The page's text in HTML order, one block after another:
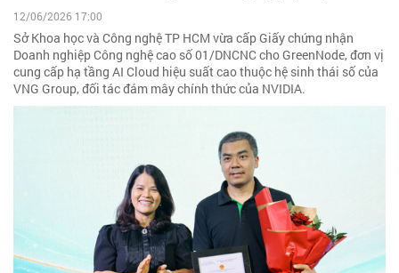
12/06/2026 17:00
Sở Khoa học và Công nghệ TP HCM vừa cấp Giấy chứng nhận
Doanh nghiệp Công nghệ cao số 01/DNCNC cho GreenNode, đơn vị
cung cấp hạ tầng AI Cloud hiệu suất cao thuộc hệ sinh thái số của
VNG Group, đối tác đám mây chính thức của NVIDIA.